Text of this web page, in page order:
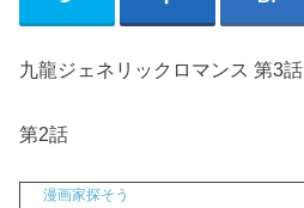
九龍ジェネリックロマンス 第3話
第2話
漫画家探そう